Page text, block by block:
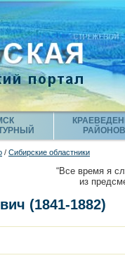
РАЙОНОВ
/ Сибирские областники
“Все время я
из
(1841-1882)